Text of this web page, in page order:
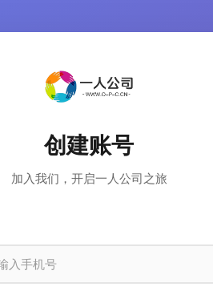
创建账号
加入我们，开启一人公司之旅